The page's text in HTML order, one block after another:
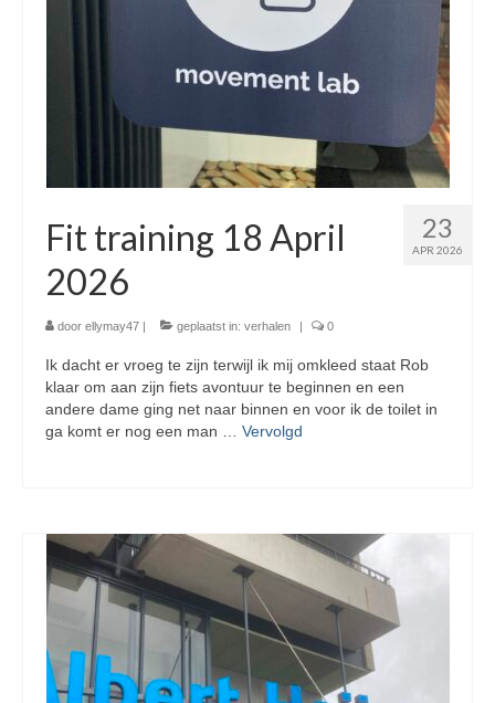
23
APR 2026
Fit training 18 April
2026
door ellymay47 | geplaatst in: verhalen | 0
Ik dacht er vroeg te zijn terwijl ik mij omkleed staat Rob
klaar om aan zijn fiets avontuur te beginnen en een
andere dame ging net naar binnen en voor ik de toilet in
ga komt er nog een man … Vervolgd